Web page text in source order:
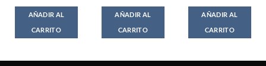
AÑADIR AL
CARRITO
AÑADIR AL
CARRITO
AÑADIR AL
CARRITO